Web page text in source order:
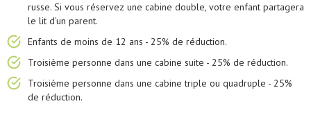
russe. Si vous réservez une cabine double, votre enfant partagera
le lit d'un parent.
Enfants de moins de 12 ans - 25% de réduction.
Troisième personne dans une cabine suite - 25% de réduction.
Troisième personne dans une cabine triple ou quadruple - 25%
de réduction.